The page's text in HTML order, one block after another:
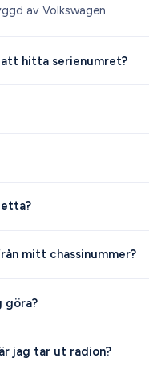
av Volkswagen.
hitta serienumret?
mitt chassinummer?
göra?
jag tar ut radion?